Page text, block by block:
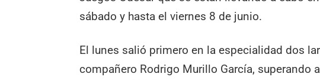
sábado y hasta el viernes 8 de junio.
El lunes salió primero en la especialidad dos
compañero Rodrigo Murillo García, superando